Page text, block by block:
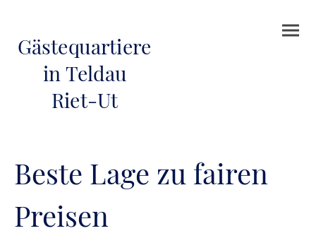
Gästequartiere
in Teldau
Riet-Ut
Beste Lage zu fairen
Preisen